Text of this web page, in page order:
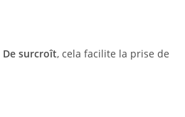
De surcroît, cela facilite la prise de